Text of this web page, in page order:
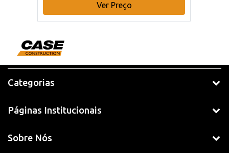
Ver Preço
Categorias
Páginas Institucionais
Sobre Nós